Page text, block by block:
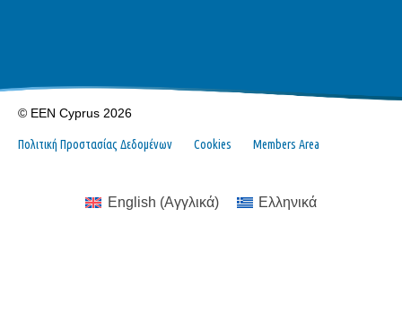
© EEN Cyprus 2026
Πολιτική Προστασίας Δεδομένων Cookies Members Area
English (Αγγλικά) Ελληνικά